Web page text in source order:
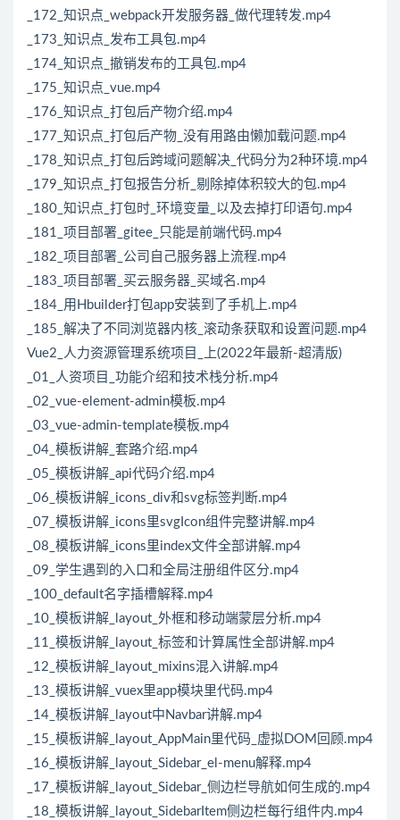
_172_知识点_webpack开发服务器_做代理转发.mp4
_173_知识点_发布工具包.mp4
_174_知识点_撤销发布的工具包.mp4
_175_知识点_vue.mp4
_176_知识点_打包后产物介绍.mp4
_177_知识点_打包后产物_没有用路由懒加载问题.mp4
_178_知识点_打包后跨域问题解决_代码分为2种环境.mp4
_179_知识点_打包报告分析_剔除掉体积较大的包.mp4
_180_知识点_打包时_环境变量_以及去掉打印语句.mp4
_181_项目部署_gitee_只能是前端代码.mp4
_182_项目部署_公司自己服务器上流程.mp4
_183_项目部署_买云服务器_买域名.mp4
_184_用Hbuilder打包app安装到了手机上.mp4
_185_解决了不同浏览器内核_滚动条获取和设置问题.mp4
Vue2_人力资源管理系统项目_上(2022年最新-超清版)
_01_人资项目_功能介绍和技术栈分析.mp4
_02_vue-element-admin模板.mp4
_03_vue-admin-template模板.mp4
_04_模板讲解_套路介绍.mp4
_05_模板讲解_api代码介绍.mp4
_06_模板讲解_icons_div和svg标签判断.mp4
_07_模板讲解_icons里svgIcon组件完整讲解.mp4
_08_模板讲解_icons里index文件全部讲解.mp4
_09_学生遇到的入口和全局注册组件区分.mp4
_100_default名字插槽解释.mp4
_10_模板讲解_layout_外框和移动端蒙层分析.mp4
_11_模板讲解_layout_标签和计算属性全部讲解.mp4
_12_模板讲解_layout_mixins混入讲解.mp4
_13_模板讲解_vuex里app模块里代码.mp4
_14_模板讲解_layout中Navbar讲解.mp4
_15_模板讲解_layout_AppMain里代码_虚拟DOM回顾.mp4
_16_模板讲解_layout_Sidebar_el-menu解释.mp4
_17_模板讲解_layout_Sidebar_侧边栏导航如何生成的.mp4
_18_模板讲解_layout_SidebarItem侧边栏每行组件内.mp4